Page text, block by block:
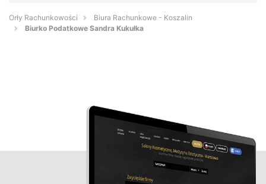
Orły Rachunkowości
Biura Rachunkowe - Koszalin
Biurko Podatkowe Sandra Kukułka